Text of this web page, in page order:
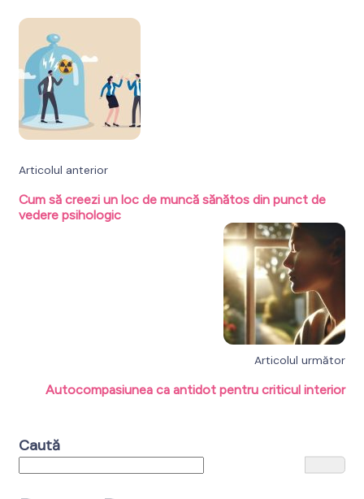
Navigare
în
articole
Articolul anterior
Cum să creezi un loc de muncă sănătos din punct de
vedere psihologic
Articolul următor
Autocompasiunea ca antidot pentru criticul interior
Caută